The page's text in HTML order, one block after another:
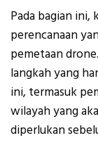
Pada bagian ini,
perencanaan
pemetaan
langkah yang
ini, termasuk
wilayah yang
diperlukan